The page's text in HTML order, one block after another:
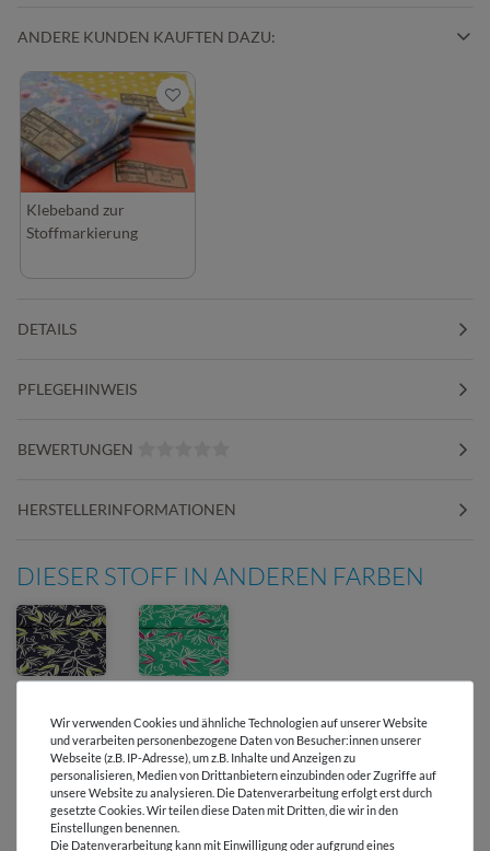
ANDERE KUNDEN KAUFTEN DAZU:
Klebeband zur
Stoffmarkierung
DETAILS
PFLEGEHINWEIS
BEWERTUNGEN
HERSTELLERINFORMATIONEN
DIESER STOFF IN ANDEREN FARBEN
Versandkostenfrei ab 60 € -
Lieferung mit DHL
Wir verwenden Cookies und ähnliche Technologien auf unserer Website
und verarbeiten personenbezogene Daten von Besucher:innen unserer
Webseite (z.B. IP-Adresse), um z.B. Inhalte und Anzeigen zu
personalisieren, Medien von Drittanbietern einzubinden oder Zugriffe auf
unsere Website zu analysieren. Die Datenverarbeitung erfolgt erst durch
gesetzte Cookies. Wir teilen diese Daten mit Dritten, die wir in den
Einstellungen benennen.
Die Datenverarbeitung kann mit Einwilligung oder aufgrund eines